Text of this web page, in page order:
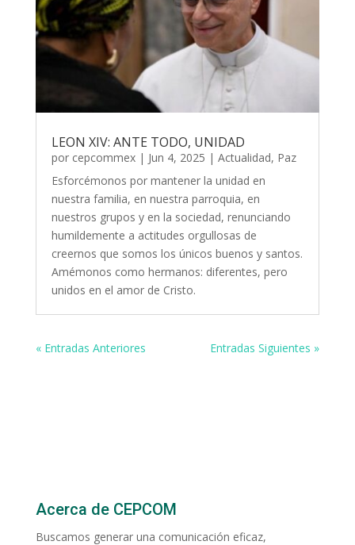
LEON XIV: ANTE TODO, UNIDAD
por cepcommex| Jun 4, 2025 | Actualidad, Paz
Esforcémonos por mantener la unidad en
nuestra familia, en nuestra parroquia, en
nuestros grupos y en la sociedad, renunciando
humildemente a actitudes orgullosas de
creernos que somos los únicos buenos y santos.
Amémonos como hermanos: diferentes, pero
unidos en el amor de Cristo.
« Entradas Anteriores Entradas Siguientes »
Acerca de CEPCOM
Buscamos generar una comunicación eficaz,